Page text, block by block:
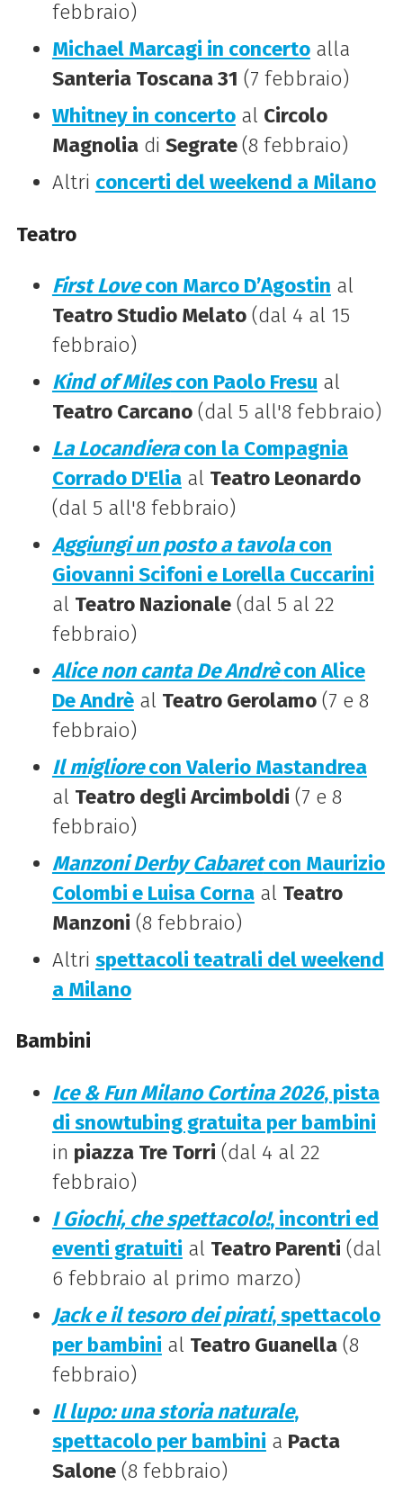
febbraio)
Michael Marcagi in concertoalla
Santeria Toscana 31 (7 febbraio)
Whitney in concertoal Circolo
Magnoliadi Segrate(8 febbraio)
Altri concerti del weekend a Milano
Teatro
First Lovecon Marco D’Agostin al
Teatro Studio Melato(dal 4 al 15
febbraio)
Kind of Milescon Paolo Fresu al
Teatro Carcano(dal 5 all'8 febbraio)
La Locandieracon la Compagnia
Corrado D'Eliaal Teatro Leonardo
(dal 5 all'8 febbraio)
Aggiungi un posto a tavolacon
Giovanni Scifoni e Lorella Cuccarini
al Teatro Nazionale(dal 5 al 22
febbraio)
Alice non canta De Andrècon Alice
De Andrèal Teatro Gerolamo(7 e 8
febbraio)
Il migliorecon Valerio Mastandrea
al Teatro degli Arcimboldi (7 e 8
febbraio)
Manzoni Derby Cabaretcon Maurizio
Colombi e Luisa Cornaal Teatro
Manzoni (8 febbraio)
Altri spettacoli teatrali del weekend
a Milano
Bambini
Ice & Fun Milano Cortina 2026, pista
di snowtubing gratuita per bambini
in piazza Tre Torri (dal 4 al 22
febbraio)
I Giochi, che spettacolo!, incontri ed
eventi gratuiti al Teatro Parenti (dal
6 febbraio al primo marzo)
Jack e il tesoro dei pirati, spettacolo
per bambini al Teatro Guanella(8
febbraio)
Il lupo: una storia naturale,
spettacolo per bambini a Pacta
Salone(8 febbraio)